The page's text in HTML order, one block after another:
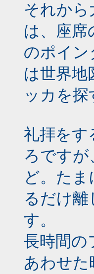
それから
は、座
のポイン
は世界地
ッカを
礼拝をす
ろですが
ど。た
るだけ
す。
長時間の
あわせた